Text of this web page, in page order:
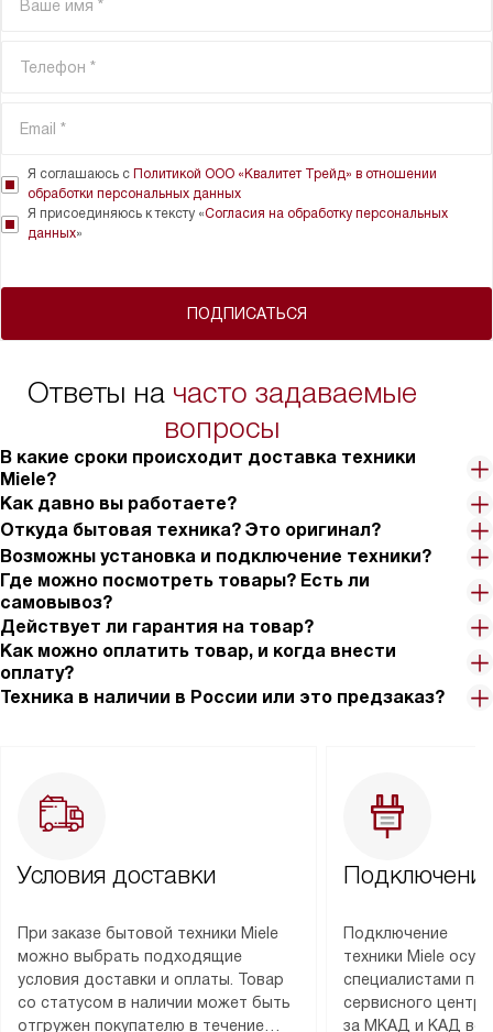
ПОДПИСАТЬСЯ
Я соглашаюсь с Политикой ООО «Квалитет Трейд» в отношении
обработки персональных данных
Я присоединяюсь к тексту «Согласия на обработку персональных
данных»
Ответы на часто задаваемые
вопросы
В какие сроки происходит доставка техники
Miele?
Как давно вы работаете?
Откуда бытовая техника? Это оригинал?
Возможны установка и подключение техники?
Где можно посмотреть товары? Есть ли
самовывоз?
Действует ли гарантия на товар?
Как можно оплатить товар, и когда внести
оплату?
Техника в наличии в России или это предзаказ?
Условия доставки
При заказе бытовой техники Miele
можно выбрать подходящие
условия доставки и оплаты. Товар
со статусом в наличии может быть
отгружен покупателю в течение
Подключение
техники Miele
специалистами
сервисного
за МКАД и КАД